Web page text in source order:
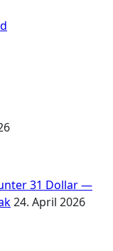
31 Dollar —
24. April 2026